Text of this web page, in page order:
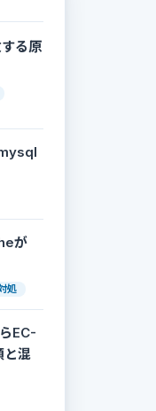
る原
が
処
EC-
と混